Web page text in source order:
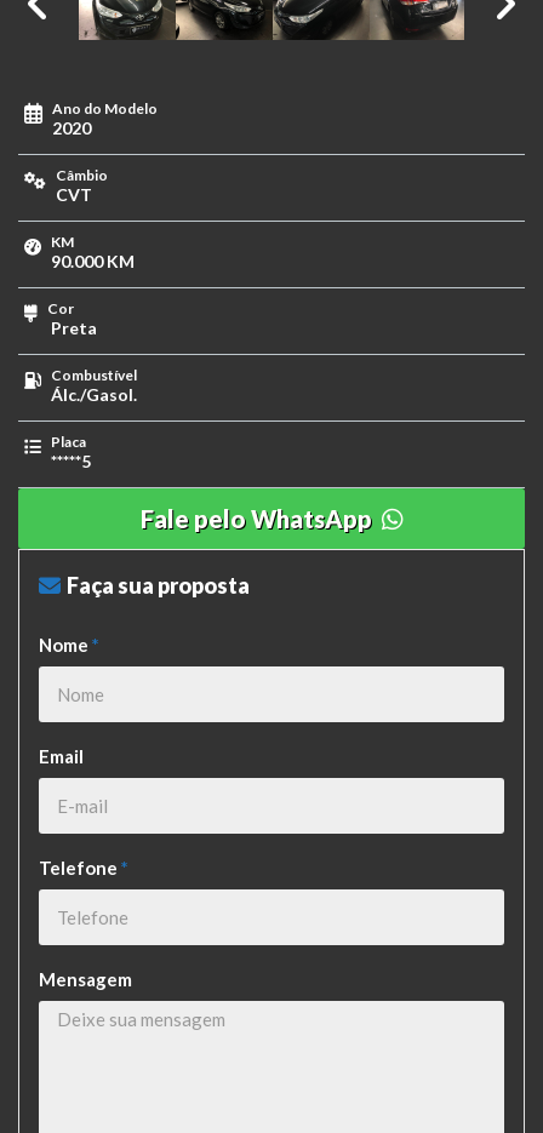
Ano do Modelo
2020
Câmbio
CVT
KM
90.000 KM
Cor
Preta
Combustível
Álc./Gasol.
Placa
*****5
Fale pelo WhatsApp
Faça sua proposta
Nome *
Email
Telefone *
Mensagem